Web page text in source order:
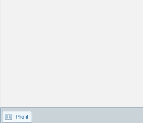
Profil